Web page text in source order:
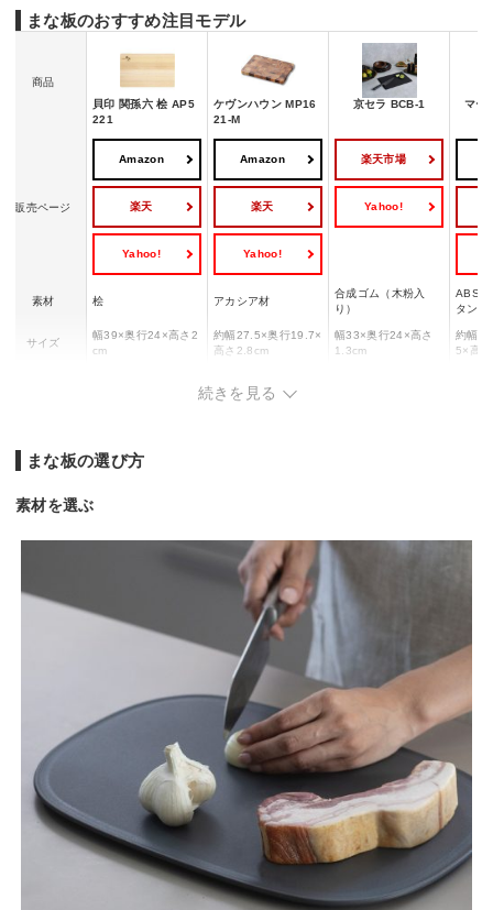
まな板のおすすめ注目モデル
商品
貝印 関孫六 桧 AP5
221
ケヴンハウン MP16
21-M
京セラ BCB-1 マー
販売ページ
Amazon
楽天
Yahoo!
Amazon
楽天
Yahoo!
楽天市場
Yahoo!
素材 桧 アカシア材
合成ゴム（木粉入
り）
ABS樹
タン
サイズ
幅39×奥行24×高さ2
cm
約幅27.5×奥行19.7×
高さ2.8cm
幅33×奥行24×高さ
1.3cm
約幅
5×高
続きを見る
まな板の選び方
素材を選ぶ